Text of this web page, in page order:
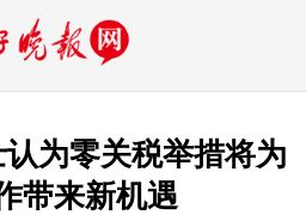
为零关税举措将为
带来新机遇